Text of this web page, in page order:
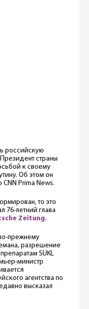
российскую
страны
к своему
Об этом он
Prima News.
то это
76-летний глава
Zeitung.
прежнему
разрешение
SUKL
министр
агентства по
высказал